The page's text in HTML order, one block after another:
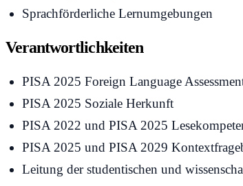
Sprachförderliche Lernumgebungen
Verantwortlichkeiten
PISA 2025 Foreign Language
PISA 2025 Soziale Herkunft
PISA 2022 und PISA 2025
PISA 2025 und PISA 2029
Leitung der studentischen und